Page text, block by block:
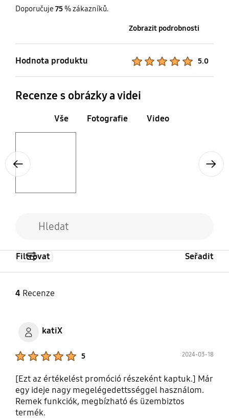
Ano
Pohlcovač pachů
Doporučuje75% zákazníků.
Zobrazit podrobnosti
Hodnota produktu 5.0
Recenze s obrázky a videi
Vše Fotografie Video
4 Recenze
Filtrovat Seřadit
katiX
5 2024-03-18
[Ezt az értékelést promóció részeként kaptuk.] Már
egy ideje nagy megelégedettsséggel használom.
Remek funkciók, megbízható és üzembiztos
termék.